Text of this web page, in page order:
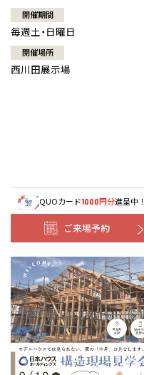
開催期間
毎週土・日曜日
開催場所
西川田展示場
QUOカード1000円分進呈中！
ご来場予約